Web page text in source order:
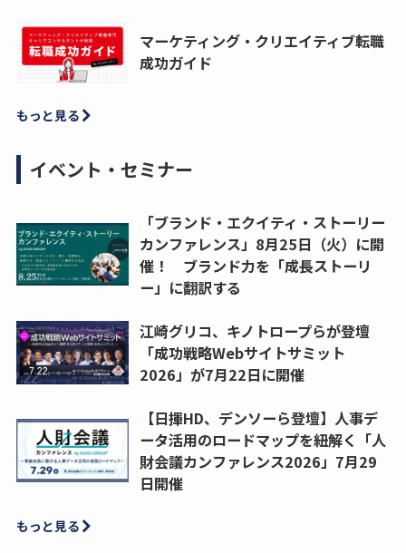
マーケティング・クリエイティブ転職
成功ガイド
もっと見る
イベント・セミナー
「ブランド・エクイティ・ストーリー
カンファレンス」8月25日（火）に開
催！ ブランド力を「成長ストーリ
ー」に翻訳する
江崎グリコ、キノトロープらが登壇
「成功戦略Webサイトサミット
2026」が7月22日に開催
【日揮HD、デンソーら登壇】人事デ
ータ活用のロードマップを紐解く「人
財会議カンファレンス2026」7月29
日開催
もっと見る